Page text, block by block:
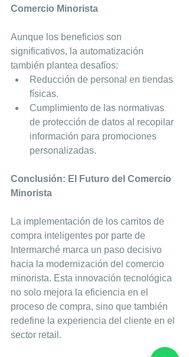
Comercio Minorista
Aunque los beneficios son
significativos, la automatización
también plantea desafíos:
Reducción de personal en tiendas
físicas.
Cumplimiento de las normativas
de protección de datos al recopilar
información para promociones
personalizadas.
Conclusión: El Futuro del Comercio
Minorista
La implementación de los carritos de
compra inteligentes por parte de
Intermarché marca un paso decisivo
hacia la modernización del comercio
minorista. Esta innovación tecnológica
no solo mejora la eficiencia en el
proceso de compra, sino que también
redefine la experiencia del cliente en el
sector retail.